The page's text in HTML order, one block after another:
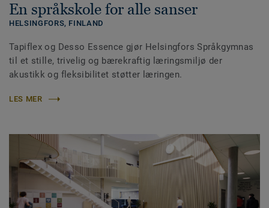
En språkskole for alle sanser
HELSINGFORS, FINLAND
Tapiflex og Desso Essence gjør Helsingfors Språkgymnas
til et stille, trivelig og bærekraftig læringsmiljø der
akustikk og fleksibilitet støtter læringen.
LES MER